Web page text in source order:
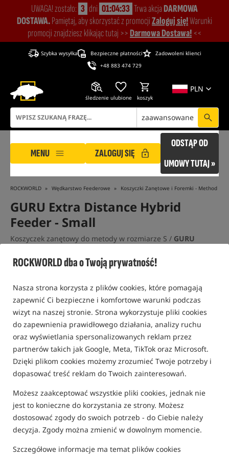
ROCKWORLD dba o Twoją prywatność!
Nasza strona korzysta z plików cookies, które pomagają
zapewnić Ci bezpieczne i komfortowe warunki podczas
wizyt na naszej stronie. Strona wykorzystuje pliki cookies
do zapewnienia prawidłowego działania, analizy ruchu
oraz wyświetlania spersonalizowanych reklam przez
partnerów takich jak Google, Meta, TikTok oraz Microsoft.
Dzięki plikom cookies możemy zrozumieć Twoje potrzeby i
dopasować treść reklam do Twoich zainteresowań.
Możesz zaakceptować wszystkie pliki cookies, jednak nie
jest to konieczne do korzystania ze strony. Możesz
dostosować zgody do swoich potrzeb - do Ciebie należy
decyzja. Zgody można zmienić w dowolnym momencie.
Szczegółowe informacje ma temat plików cookies
UWAGA! zostało: 3 dni 01:04:32 Trwa akcjaDARMOWA
DOSTAWA.Pamiętaj, aby skorzystać z promocjiZaloguj się!Warunki
promocji znajdziesz klikając tutaj >>Darmowa Dostawa! <<
Szybka wysyłka Bezpieczne płatności
Zadowoleni klienci
+48 883 474 729
PLN
śledzenie ulubione koszyk
zaawansowane
MENU ZALOGUJ SIĘ
ODSTĄP OD
UMOWY TUTAJ »
ROCKWORLD Wędkarstwo Feederowe Koszyczki Zanętowe i Foremki - Method
GURU Extra Distance Hybrid
Feeder - Small
Koszyczek zanętowy do metody w rozmiarze S / GURU
0,0
Promocja